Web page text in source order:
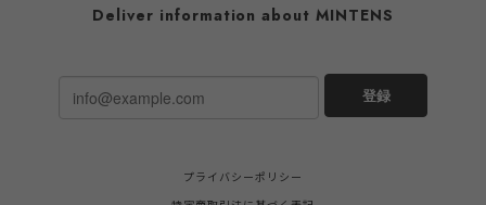
Deliver information about MINTENS
登録
プライバシーポリシー